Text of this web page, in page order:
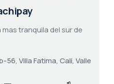
tranquila del sur de
56, Villa Fatima, Cali, Valle